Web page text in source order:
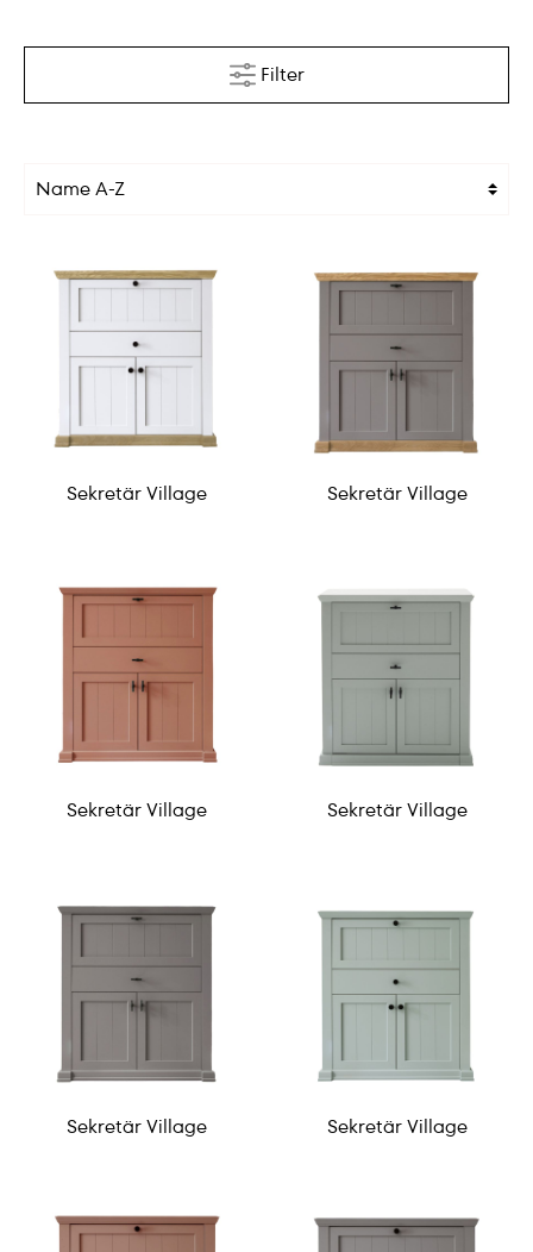
Filter
Sekretär Village Sekretär Village
Sekretär Village Sekretär Village
Sekretär Village Sekretär Village